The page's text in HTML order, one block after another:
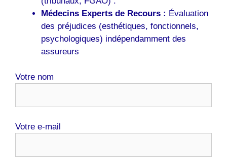
Médecins Experts de Recours : Évaluation
des préjudices (esthétiques, fonctionnels,
psychologiques) indépendamment des
assureurs
Votre nom
Votre e-mail